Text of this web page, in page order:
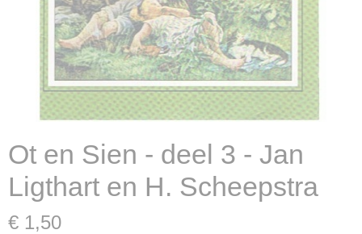
Ot en Sien - deel 3 - Jan
Ligthart en H. Scheepstra
€ 1,50